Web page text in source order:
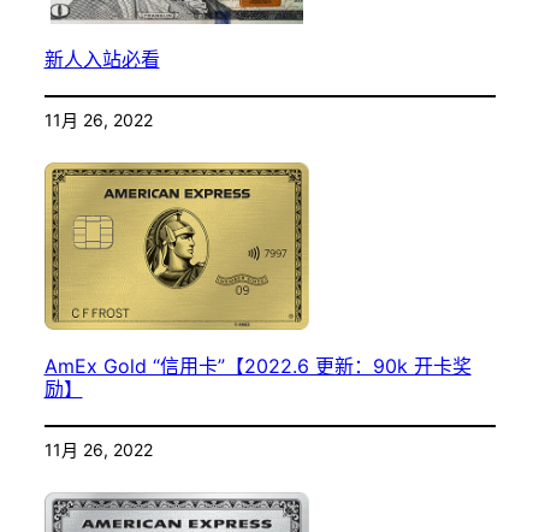
新人入站必看
11月 26, 2022
AmEx Gold “信用卡”【2022.6 更新：90k 开卡奖
励】
11月 26, 2022